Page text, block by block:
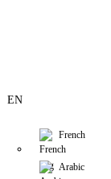
EN
French
Arabic